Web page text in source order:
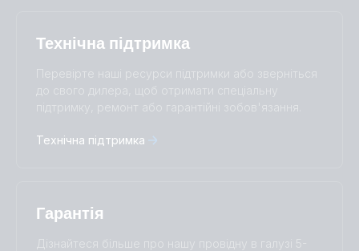
Suomalainen
Svenska
Русский
Українська
中國人
Subscribe
Технічна підтримка
Перевірте наші ресурси підтримки або зверніться
до свого дилера, щоб отримати спеціальну
підтримку, ремонт або гарантійні зобов'язання.
Технічна підтримка
Гарантія
Дізнайтеся більше про нашу провідну в галузі 5-